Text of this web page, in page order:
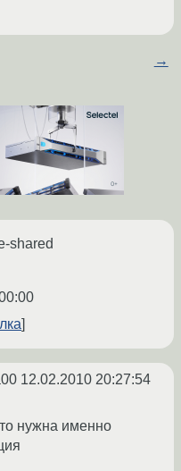
→
shared
12.02.2010 20:27:54
нужна именно